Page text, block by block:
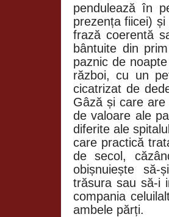
pendulează în
prezența fiicei)
frază coerentă
bântuite din
paznic de
război, cu un
cicatrizat de
Gâză și care
de valoare ale
diferite ale
care practică
de secol,
obișnuiește
trăsura sau să-i
compania
ambele părți.